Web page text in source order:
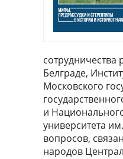
сотрудничества
Белграде,
Московского
и
университета
вопросов,
народов